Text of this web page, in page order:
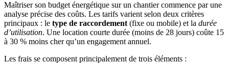
Maîtriser son budget énergétique sur un chantier commence par une
analyse précise des coûts. Les tarifs varient selon deux critères
principaux : le type de raccordement(fixe ou mobile) et la durée
d’utilisation. Une location courte durée (moins de 28 jours) coûte 15
à 30 % moins cher qu’un engagement annuel.
Les frais se composent principalement de trois éléments :